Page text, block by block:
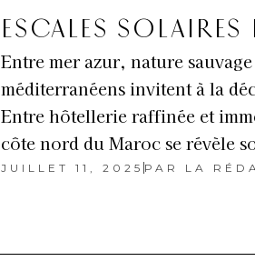
ESCALES
Entre mer azur, nature
méditerranéens invitent à la
Entre hôtellerie raffinée et
côte nord du Maroc se révèle
JUILLET 11, 2025 PAR LA